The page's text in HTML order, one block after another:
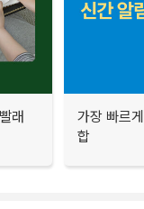
래
가장 빠르
합